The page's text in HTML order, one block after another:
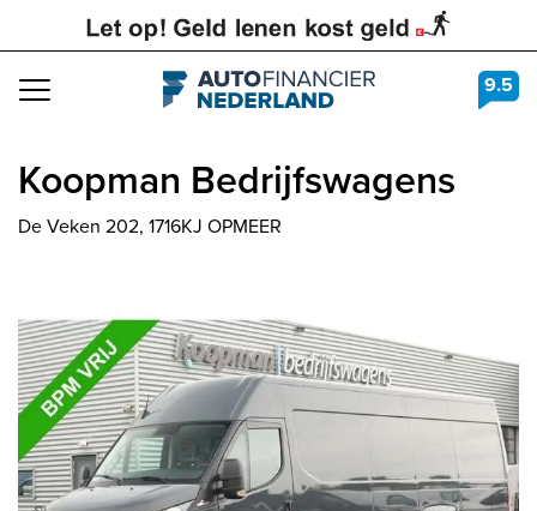
Navigation 9.5
Koopman Bedrijfswagens
De Veken 202, 1716KJ OPMEER